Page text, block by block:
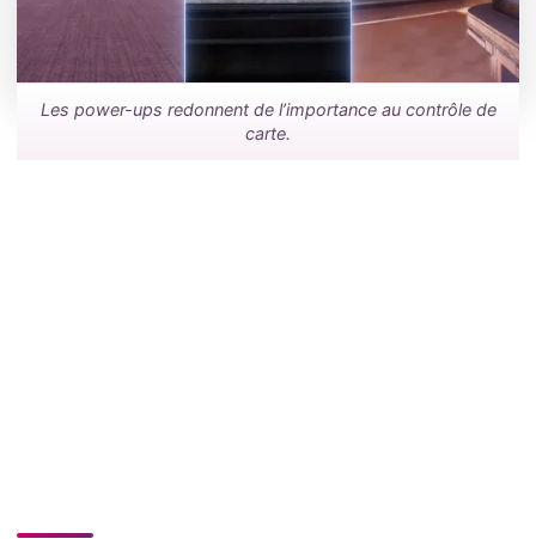
Les power-ups redonnent de l’importance au contrôle de
carte.